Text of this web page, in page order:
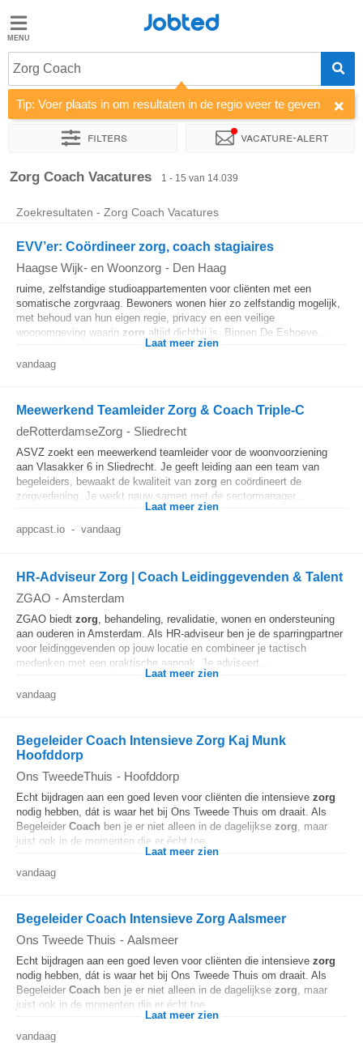
Jobted
Vacatures
Salarissen
Jobted
Zorg Coach
Tip: Voer plaats in om resultaten in de regio weer te geven
Filters Vacature-alert
Sorteer op Bedrijf Uitzendbureau
Zorg Coach Vacatures 1 - 15 van 14.039
Zoekresultaten - Zorg Coach Vacatures
EVV’er: Coördineer zorg, coach stagiaires
Haagse Wijk- en Woonzorg - Den Haag
ruime, zelfstandige studioappartementen voor cliënten met een
somatische zorgvraag. Bewoners wonen hier zo zelfstandig mogelijk,
met behoud van hun eigen regie, privacy en een veilige
woonomgeving waarin zorg altijd dichtbij is. Binnen De Eshoeve...
Laat meer zien
vandaag
Meewerkend Teamleider Zorg & Coach Triple-C
deRotterdamseZorg - Sliedrecht
ASVZ zoekt een meewerkend teamleider voor de woonvoorziening
aan Vlasakker 6 in Sliedrecht. Je geeft leiding aan een team van
begeleiders, bewaakt de kwaliteit van zorg en coördineert de
zorgverlening. Je werkt nauw samen met de sectormanager...
Laat meer zien
appcast.io - vandaag
HR-Adviseur Zorg | Coach Leidinggevenden & Talent
ZGAO - Amsterdam
ZGAO biedt zorg, behandeling, revalidatie, wonen en ondersteuning
aan ouderen in Amsterdam. Als HR-adviseur ben je de sparringpartner
voor leidinggevenden op jouw locatie en combineer je tactisch
medenken met een praktische aanpak. Je adviseert...
Laat meer zien
vandaag
Begeleider Coach Intensieve Zorg Kaj Munk
Hoofddorp
Ons TweedeThuis - Hoofddorp
Echt bijdragen aan een goed leven voor cliënten die intensieve zorg
nodig hebben, dát is waar het bij Ons Tweede Thuis om draait. Als
Begeleider Coach ben je er niet alleen in de dagelijkse zorg, maar
juist ook in de momenten die er écht toe...
Laat meer zien
vandaag
Begeleider Coach Intensieve Zorg Aalsmeer
Ons Tweede Thuis - Aalsmeer
Echt bijdragen aan een goed leven voor cliënten die intensieve zorg
nodig hebben, dát is waar het bij Ons Tweede Thuis om draait. Als
Begeleider Coach ben je er niet alleen in de dagelijkse zorg, maar
juist ook in de momenten die er écht toe...
Laat meer zien
vandaag